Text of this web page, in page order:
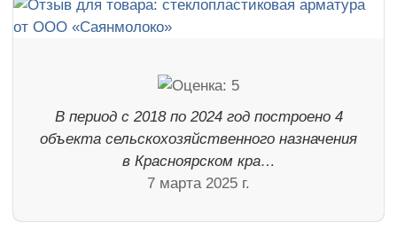
В период с 2018 по 2024 год построено 4
объекта сельскохозяйственного назначения
в Красноярском кра…
7 марта 2025 г.